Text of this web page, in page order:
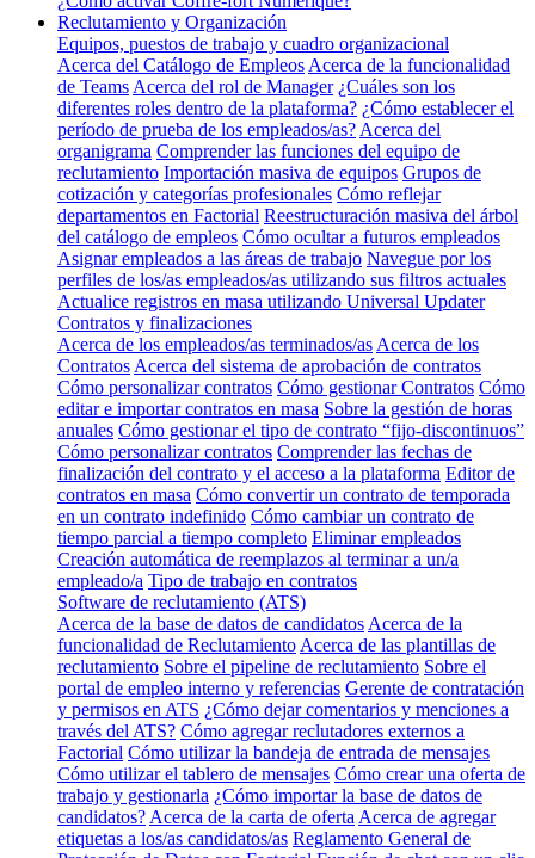
Reclutamiento y Organización
Equipos, puestos de trabajo y cuadro organizacional
Acerca del Catálogo de Empleos Acerca de la funcionalidad
de Teams Acerca del rol de Manager ¿Cuáles son los
diferentes roles dentro de la plataforma? ¿Cómo establecer el
período de prueba de los empleados/as? Acerca del
organigrama Comprender las funciones del equipo de
reclutamiento Importación masiva de equipos Grupos de
cotización y categorías profesionales Cómo reflejar
departamentos en Factorial Reestructuración masiva del árbol
del catálogo de empleos Cómo ocultar a futuros empleados
Asignar empleados a las áreas de trabajo Navegue por los
perfiles de los/as empleados/as utilizando sus filtros actuales
Actualice registros en masa utilizando Universal Updater
Contratos y finalizaciones
Acerca de los empleados/as terminados/as Acerca de los
Contratos Acerca del sistema de aprobación de contratos
Cómo personalizar contratos Cómo gestionar Contratos Cómo
editar e importar contratos en masa Sobre la gestión de horas
anuales Cómo gestionar el tipo de contrato “fijo-discontinuos”
Cómo personalizar contratos Comprender las fechas de
finalización del contrato y el acceso a la plataforma Editor de
contratos en masa Cómo convertir un contrato de temporada
en un contrato indefinido Cómo cambiar un contrato de
tiempo parcial a tiempo completo Eliminar empleados
Creación automática de reemplazos al terminar a un/a
empleado/a Tipo de trabajo en contratos
Software de reclutamiento (ATS)
Acerca de la base de datos de candidatos Acerca de la
funcionalidad de Reclutamiento Acerca de las plantillas de
reclutamiento Sobre el pipeline de reclutamiento Sobre el
portal de empleo interno y referencias Gerente de contratación
y permisos en ATS ¿Cómo dejar comentarios y menciones a
través del ATS? Cómo agregar reclutadores externos a
Factorial Cómo utilizar la bandeja de entrada de mensajes
Cómo utilizar el tablero de mensajes Cómo crear una oferta de
trabajo y gestionarla ¿Cómo importar la base de datos de
candidatos? Acerca de la carta de oferta Acerca de agregar
etiquetas a los/as candidatos/as Reglamento General de